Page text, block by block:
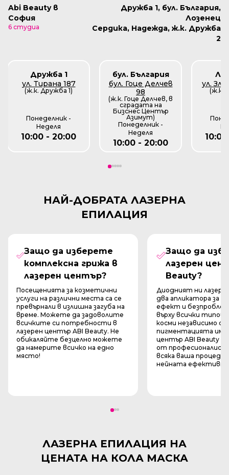
Abi Beauty в
София
6 студиа
Дружба 1, бул. България,
Лозенец
Сердика, Надежда, ж.к. Дружба
2
Дружба 1
ул. Тирана 187
(ж.к. Дружба 1)
Понеделник -
Неделя
10:00 - 20:00
бул. България
бул. Гоце Делчев
98
(ж.к. Гоце Делчев, в
сградата на
Бизснес Център
Азимут)
Понеделник -
Неделя
10:00 - 20:00
ул.
(ж.к.
НАЙ-ДОБРАТА ЛАЗЕРНА
ЕПИЛАЦИЯ
Защо да изберете
комплексна грижа в
лазерен център?
Посещенията за козметични
услуги на различни места са се
превърнали в излишна загуба на
време. Можете да задоволите
всичките си потребности в
лазерен център ABI Beauty. Не
обикаляйте безцелно можете
да намерите всичко на едно
място!
Защо да
лазерен
Beauty?
Диодният ни лазер е
два апликатора за
ефект и
върху всички
косми независимо от
пигментацията им.
център ABI Beauty
от
всяка ваша
нейната
ЛАЗЕРНА ЕПИЛАЦИЯ НА
ЦЕНАТА НА КОЛА МАСКА